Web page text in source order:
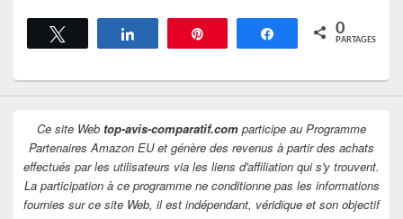
Partagez Partagez 0
PARTAGES
Ce site Web top-avis-comparatif.com participe au Programme
Partenaires Amazon EU et génère des revenus à partir des achats
effectués par les utilisateurs via les liens d'affiliation qui s'y trouvent.
La participation à ce programme ne conditionne pas les informations
fournies sur ce site Web, il est indépendant, véridique et son objectif